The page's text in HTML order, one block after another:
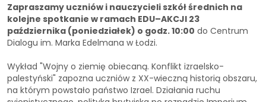
Zapraszamy uczniów i nauczycieli szkół średnich na
kolejne spotkanie w ramach EDU–AKCJI 23
października (poniedziałek) o godz. 10:00 do Centrum
Dialogu im. Marka Edelmana w Łodzi.
Wykład "Wojny o ziemię obiecaną. Konflikt izraelsko-
palestyński" zapozna uczniów z XX-wieczną historią obszaru,
na którym powstało państwo Izrael. Działania ruchu